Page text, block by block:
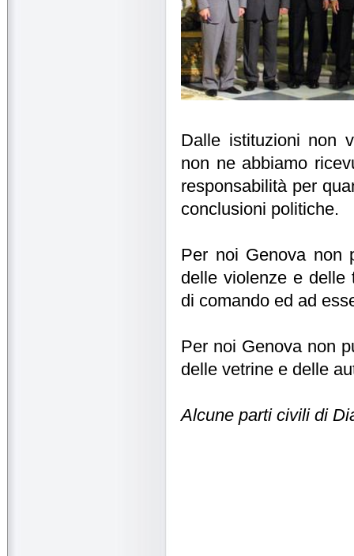
Dalle istituzioni non
non ne abbiamo
responsabilità per
conclusioni politiche.
Per noi Genova non
delle violenze e delle
di comando ed ad
Per noi Genova non
delle vetrine e delle
Alcune parti civili di